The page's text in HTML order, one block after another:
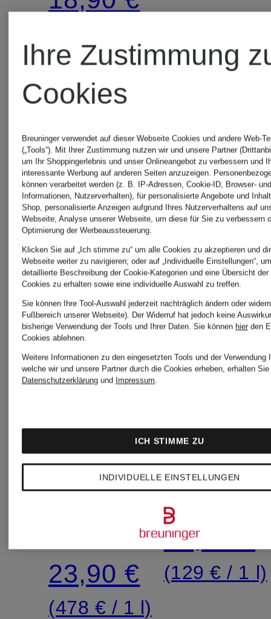
MASK
BALM
für
(106 € / 1 l)
Zertifiziert
RITUALS
OUDH
Haar-
Körperspray
23,90 €
(478 € / 1 l)
Zertifiziert
RITUALS
Shampoo
12,90 €
(129 € / 1 l)
Ihre Zustimmung
Cookies
Breuninger verwendet auf dieser Webseite Cookies und andere Web-
(„Tools“). Mit Ihrer Zustimmung nutzen wir und unsere Partner
um Ihr Shoppingerlebnis und unser Onlineangebot zu verbessern und
interessante Werbung auf anderen Seiten anzuzeigen.
können verarbeitet werden (z. B. IP-Adressen, Cookie-ID, Browser-
Informationen, Nutzerverhalten), für personalisierte Angebote und
Shop, personalisierte Anzeigen aufgrund Ihres Nutzerverhaltens auf
Webseite, Analyse unserer Webseite, um diese für Sie zu verbessern
Optimierung der Werbeaussteuerung.
Klicken Sie auf „Ich stimme zu“ um alle Cookies zu akzeptieren und
Webseite weiter zu navigieren; oder auf „Individuelle Einstellungen“,
detaillierte Beschreibung der Cookie-Kategorien und eine Übersicht
Cookies zu erhalten sowie eine individuelle Auswahl zu treffen.
Sie können Ihre Tool-Auswahl jederzeit nachträglich ändern oder
Fußbereich unserer Webseite). Der Widerruf hat jedoch keine
bisherige Verwendung der Tools und Ihrer Daten. Sie können hier den
Cookies ablehnen.
Weitere Informationen zu den eingesetzten Tools und der Verwendung
welche wir und unsere Partner durch die Cookies erheben, erhalten
Datenschutzerklärung und Impressum.
INDIVIDUELLE EINSTELLUNGEN
ICH STIMME ZU